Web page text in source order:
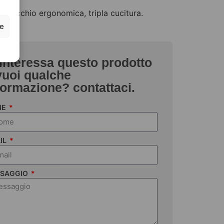
ergonomica, tripla cucitura.
questo prodotto
qualche
contattaci.